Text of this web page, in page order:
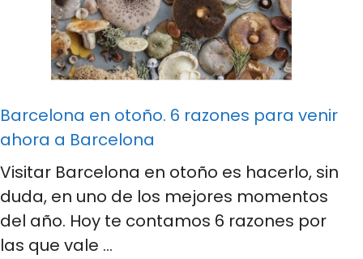
Barcelona en otoño. 6 razones para venir
ahora a Barcelona
Visitar Barcelona en otoño es hacerlo, sin
duda, en uno de los mejores momentos
del año. Hoy te contamos 6 razones por
las que vale …